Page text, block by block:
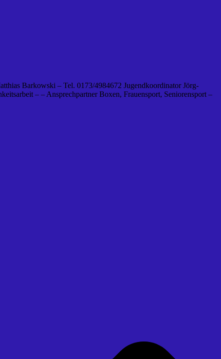
Barkowski – Tel. 0173/4984672 Jugendkoordinator Jörg-
– – Ansprechpartner Boxen, Frauensport, Seniorensport –